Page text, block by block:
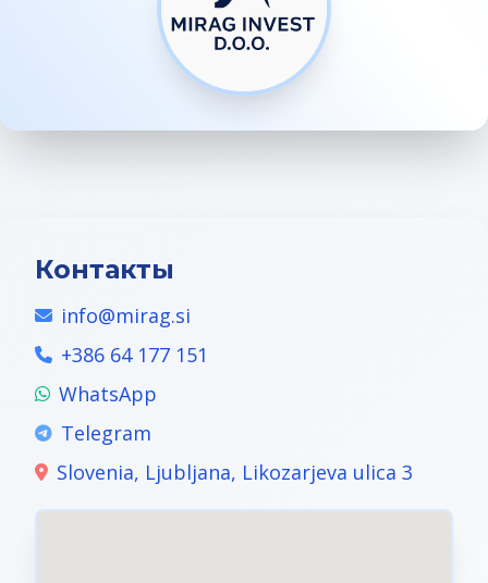
Контакты
info@mirag.si
+386 64 177 151
WhatsApp
Telegram
Slovenia, Ljubljana, Likozarjeva ulica 3